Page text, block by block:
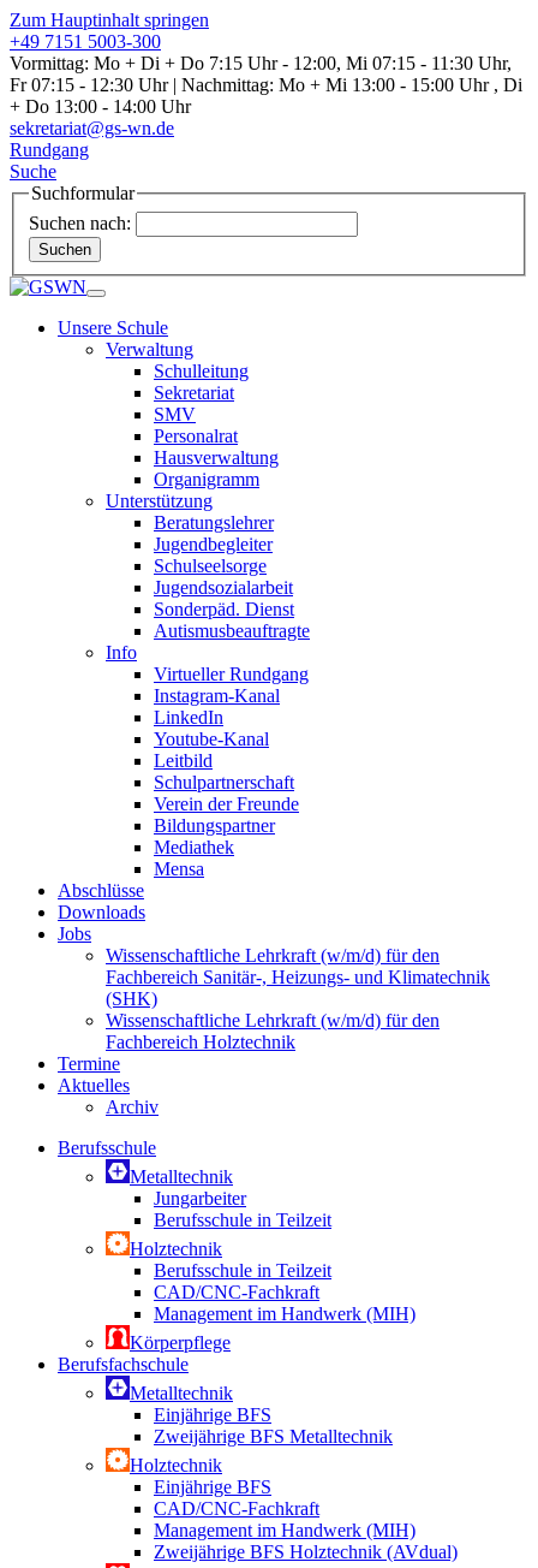
Zum Hauptinhalt springen
+49 7151 5003-300
Vormittag: Mo + Di + Do 7:15 Uhr - 12:00, Mi 07:15 - 11:30 Uhr,
Fr 07:15 - 12:30 Uhr | Nachmittag: Mo + Mi 13:00 - 15:00 Uhr , Di
+ Do 13:00 - 14:00 Uhr
sekretariat@gs-wn.de
Rundgang
Suche
Suchformular
Suchen nach:
Suchen
Unsere Schule
Verwaltung
Schulleitung
Sekretariat
SMV
Personalrat
Hausverwaltung
Organigramm
Unterstützung
Beratungslehrer
Jugendbegleiter
Schulseelsorge
Jugendsozialarbeit
Sonderpäd. Dienst
Autismusbeauftragte
Info
Virtueller Rundgang
Instagram-Kanal
LinkedIn
Youtube-Kanal
Leitbild
Schulpartnerschaft
Verein der Freunde
Bildungspartner
Mediathek
Mensa
Abschlüsse
Downloads
Jobs
Wissenschaftliche Lehrkraft (w/m/d) für den
Fachbereich Sanitär-, Heizungs- und Klimatechnik
(SHK)
Wissenschaftliche Lehrkraft (w/m/d) für den
Fachbereich Holztechnik
Termine
Aktuelles
Archiv
Berufsschule
Metalltechnik
Jungarbeiter
Berufsschule in Teilzeit
Holztechnik
Berufsschule in Teilzeit
CAD/CNC-Fachkraft
Management im Handwerk (MIH)
Körperpflege
Berufsfachschule
Metalltechnik
Einjährige BFS
Zweijährige BFS Metalltechnik
Holztechnik
Einjährige BFS
CAD/CNC-Fachkraft
Management im Handwerk (MIH)
Zweijährige BFS Holztechnik (AVdual)